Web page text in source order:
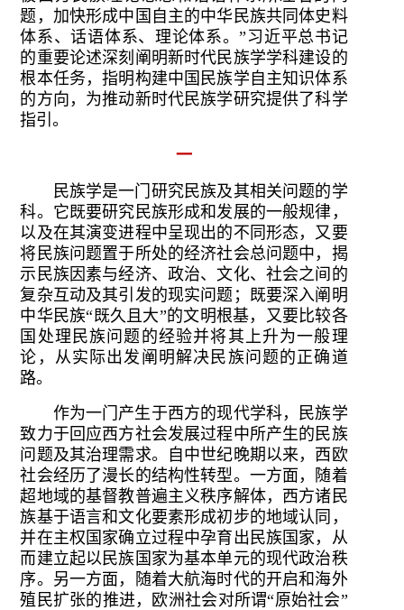
题，加快形成中国自主的中华民族共同体史料
体系、话语体系、理论体系。”习近平总书记
的重要论述深刻阐明新时代民族学学科建设的
根本任务，指明构建中国民族学自主知识体系
的方向，为推动新时代民族学研究提供了科学
指引。
一
民族学是一门研究民族及其相关问题的学
科。它既要研究民族形成和发展的一般规律，
以及在其演变进程中呈现出的不同形态，又要
将民族问题置于所处的经济社会总问题中，揭
示民族因素与经济、政治、文化、社会之间的
复杂互动及其引发的现实问题；既要深入阐明
中华民族“既久且大”的文明根基，又要比较各
国处理民族问题的经验并将其上升为一般理
论，从实际出发阐明解决民族问题的正确道
路。
作为一门产生于西方的现代学科，民族学
致力于回应西方社会发展过程中所产生的民族
问题及其治理需求。自中世纪晚期以来，西欧
社会经历了漫长的结构性转型。一方面，随着
超地域的基督教普遍主义秩序解体，西方诸民
族基于语言和文化要素形成初步的地域认同，
并在主权国家确立过程中孕育出民族国家，从
而建立起以民族国家为基本单元的现代政治秩
序。另一方面，随着大航海时代的开启和海外
殖民扩张的推进，欧洲社会对所谓“原始社会”